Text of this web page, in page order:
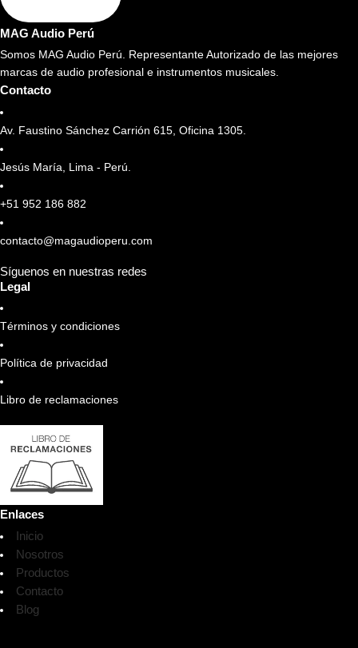
MAG Audio Perú
Somos MAG Audio Perú. Representante Autorizado de las mejores
marcas de audio profesional e instrumentos musicales.
Contacto
Av. Faustino Sánchez Carrión 615, Oficina 1305.
Jesús María, Lima - Perú.
+51 952 186 882
contacto@magaudioperu.com
Síguenos en nuestras redes
Legal
Términos y condiciones
Política de privacidad
Libro de reclamaciones
Enlaces
Inicio
Nosotros
Productos
Contacto
Blog